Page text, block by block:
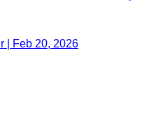
| Feb 20, 2026